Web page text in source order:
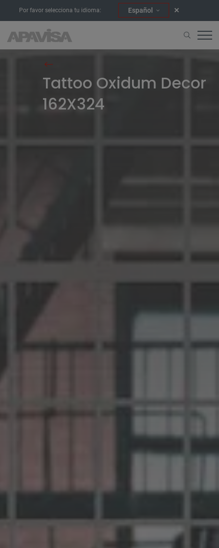
Por favor selecciona tu idioma: Español
Tattoo Oxidum Decor
162X324